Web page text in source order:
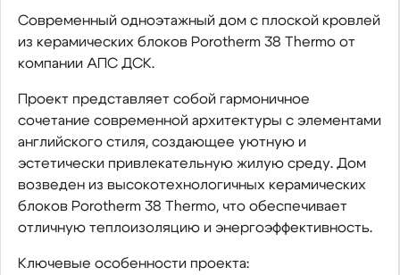
Современный одноэтажный дом с плоской кровлей
из керамических блоков Porotherm 38 Thermo от
компании АПС ДСК.
Проект представляет собой гармоничное
сочетание современной архитектуры с элементами
английского стиля, создающее уютную и
эстетически привлекательную жилую среду. Дом
возведен из высокотехнологичных керамических
блоков Porotherm 38 Thermo, что обеспечивает
отличную теплоизоляцию и энергоэффективность.
Ключевые особенности проекта: